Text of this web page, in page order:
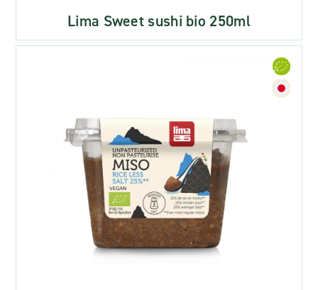
Lima Sweet sushi bio 250ml